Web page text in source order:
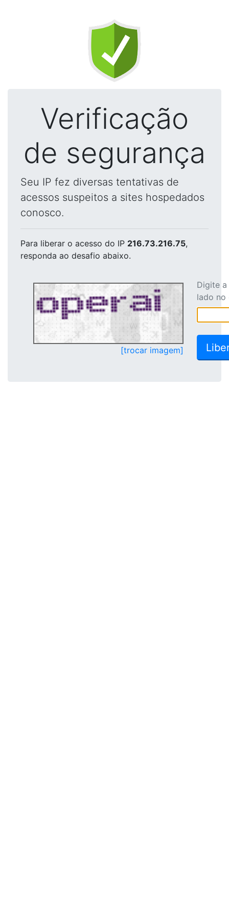
Verificação
de segurança
Seu IP fez diversas tentativas de
acessos suspeitos a sites hospedados
conosco.
Para liberar o acesso do IP 216.73.216.75,
responda ao desafio abaixo.
[trocar imagem]
Digite
lado no